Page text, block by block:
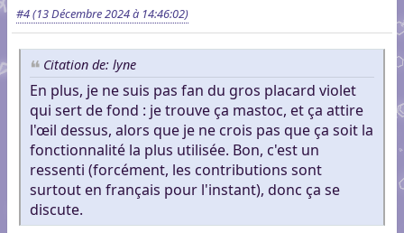
#4(13 Décembre 2024 à 14:46:02)
Citation de: lyne
En plus, je ne suis pas fan du gros placard violet
qui sert de fond : je trouve ça mastoc, et ça attire
l'œil dessus, alors que je ne crois pas que ça soit la
fonctionnalité la plus utilisée. Bon, c'est un
ressenti (forcément, les contributions sont
surtout en français pour l'instant), donc ça se
discute.